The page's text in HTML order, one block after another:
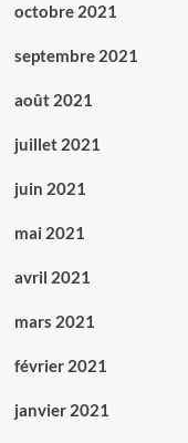
octobre 2021
septembre 2021
août 2021
juillet 2021
juin 2021
mai 2021
avril 2021
mars 2021
février 2021
janvier 2021